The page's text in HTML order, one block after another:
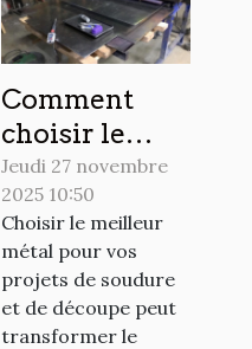
Comment
choisir le
meilleur
métal pour
vos projets de
soudure et de
découpe ?
Jeudi 27 novembre
2025 10:50
Choisir le meilleur
métal pour vos
projets de soudure
et de découpe peut
transformer le